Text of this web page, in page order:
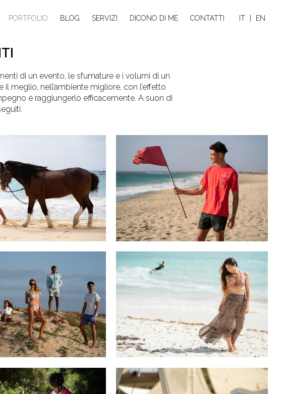
PORTFOLIO BLOG SERVIZI DICONO DI ME CONTATTI IT EN
di un evento, le sfumature e i volumi di un
meglio, nell’ambiente migliore, con l’effetto
è raggiungerlo efficacemente. A suon di